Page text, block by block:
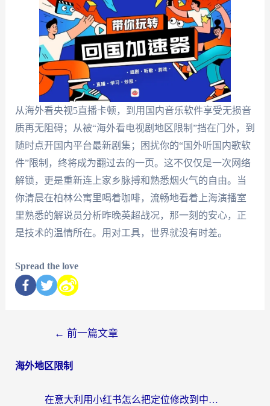
从海外看央视5直播卡顿，到用国内音乐软件享受无损音
质再无阻碍；从被“海外看电视剧地区限制”挡在门外，到
随时点开国内平台最新剧集；困扰你的“国外听国内歌软
件”限制，终将成为翻过去的一页。这不仅仅是一次网络
解锁，更是重新连上家乡脉搏和熟悉烟火气的自由。当
你清晨在柏林公寓里喝着咖啡，流畅地看着上海演播室
里熟悉的解说员分析昨晚英超战况，那一刻的安心，正
是技术的温情所在。用对工具，世界就没有时差。
Spread the love
← 前一篇文章
海外地区限制
在意大利用小红书怎么把定位修改到中国国内？3个实用技巧+1个靠谱工具帮你搞定